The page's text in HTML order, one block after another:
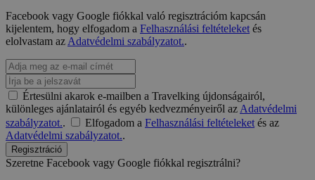
Facebook vagy Google fiókkal való regisztrációm kapcsán
kijelentem, hogy elfogadom a Felhasználási feltételeketés
elolvastam azAdatvédelmi szabályzatot..
Értesülni akarok e-mailben a Travelking újdonságairól,
különleges ajánlatairól és egyéb kedvezményeiről azAdatvédelmi
szabályzatot.. Elfogadom a Felhasználási feltételeketés az
Adatvédelmi szabályzatot..
Regisztráció
Szeretne Facebook vagy Google fiókkal regisztrálni?